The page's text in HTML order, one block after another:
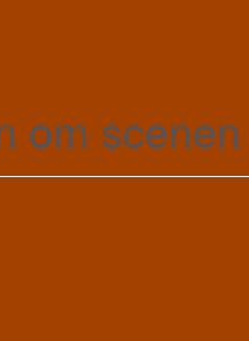
om scenen